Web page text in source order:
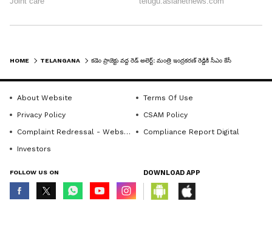
HOME TELANGANA
About Website
Terms Of Use
Privacy Policy
CSAM Policy
Complaint Redressal - Website
Compliance Report Digital
Investors
FOLLOW US ON DOWNLOAD APP